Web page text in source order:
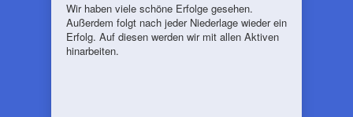
Wir haben viele schöne Erfolge gesehen.
Außerdem folgt nach jeder Niederlage wieder ein
Erfolg. Auf diesen werden wir mit allen Aktiven
hinarbeiten.